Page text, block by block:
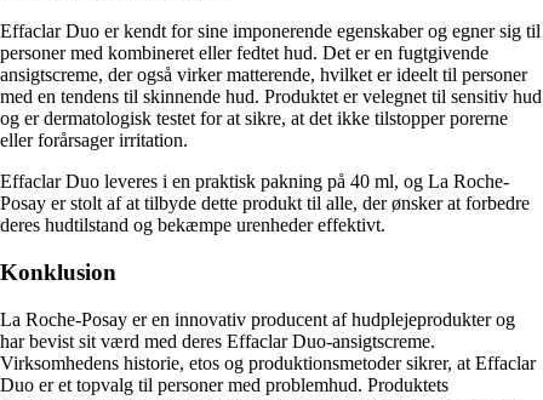
Effaclar Duo er kendt for sine imponerende egenskaber og egner sig til
personer med kombineret eller fedtet hud. Det er en fugtgivende
ansigtscreme, der også virker matterende, hvilket er ideelt til personer
med en tendens til skinnende hud. Produktet er velegnet til sensitiv hud
og er dermatologisk testet for at sikre, at det ikke tilstopper porerne
eller forårsager irritation.
Effaclar Duo leveres i en praktisk pakning på 40 ml, og La Roche-
Posay er stolt af at tilbyde dette produkt til alle, der ønsker at forbedre
deres hudtilstand og bekæmpe urenheder effektivt.
Konklusion
La Roche-Posay er en innovativ producent af hudplejeprodukter og
har bevist sit værd med deres Effaclar Duo-ansigtscreme.
Virksomhedens historie, etos og produktionsmetoder sikrer, at Effaclar
Duo er et topvalg til personer med problemhud. Produktets